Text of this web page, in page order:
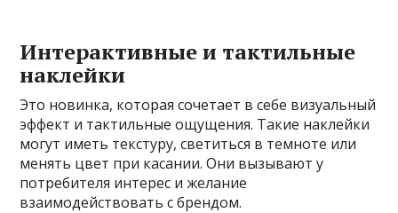
Интерактивные и тактильные
наклейки
Это новинка, которая сочетает в себе визуальный
эффект и тактильные ощущения. Такие наклейки
могут иметь текстуру, светиться в темноте или
менять цвет при касании. Они вызывают у
потребителя интерес и желание
взаимодействовать с брендом.